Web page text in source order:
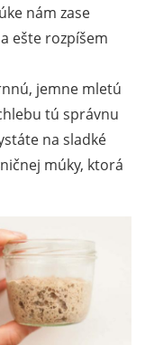
nám zase
ešte rozpíšem
jemne mletú
tú správnu
na sladké
múky, ktorá